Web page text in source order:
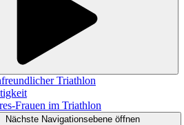
Triathlon
Frauen im Triathlon
Nächste Navigationsebene öffnen